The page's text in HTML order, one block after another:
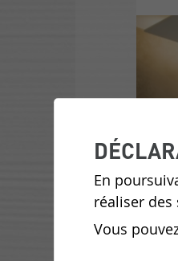
En
réaliser
Vous